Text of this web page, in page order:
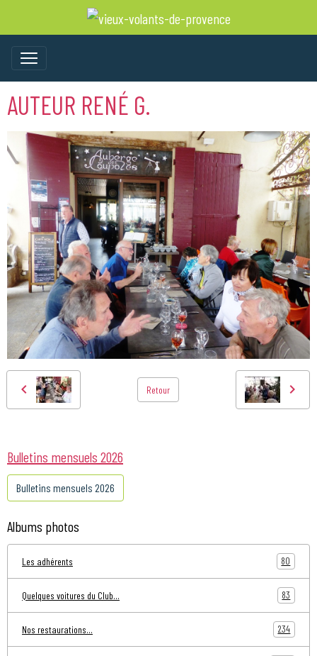
AUTEUR RENÉ G.
Retour
Bulletins mensuels 2026
Bulletins mensuels 2026
Albums photos
Les adhérents 80
Quelques voitures du Club... 83
Nos restaurations... 234